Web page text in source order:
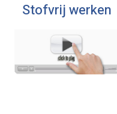
Stofvrij werken